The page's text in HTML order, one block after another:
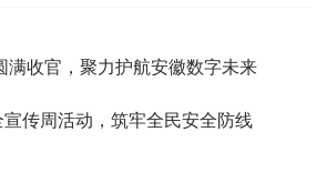
收官，聚力护航安徽数字未来
传周活动，筑牢全民安全防线